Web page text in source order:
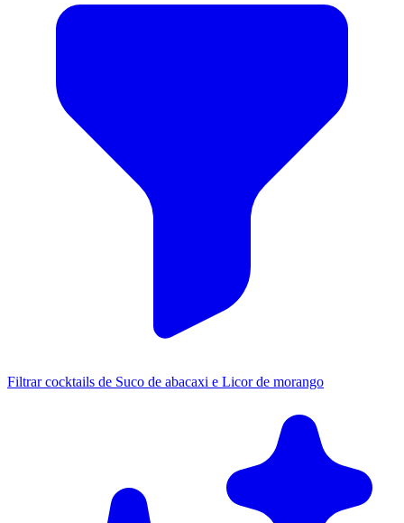
Filtrar cocktails de Suco de abacaxi e Licor de morango